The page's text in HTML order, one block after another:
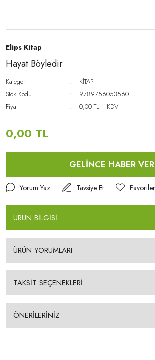
Elips Kitap
Hayat Böyledir
Kategori
KİTAP
Stok Kodu
9789756053560
Fiyat
0,00 TL + KDV
0,00 TL
GELİNCE HABER VER
Yorum Yaz Tavsiye Et
ÜRÜN BİLGİSİ
ÜRÜN YORUMLARI
TAKSİT SEÇENEKLERİ
ÖNERİLERİNİZ